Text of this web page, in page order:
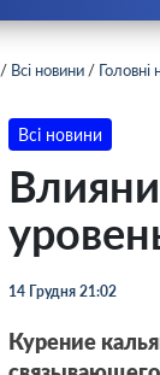
/ Всі новини / Головні
Всі новини
14 Грудня 21:02
Курение